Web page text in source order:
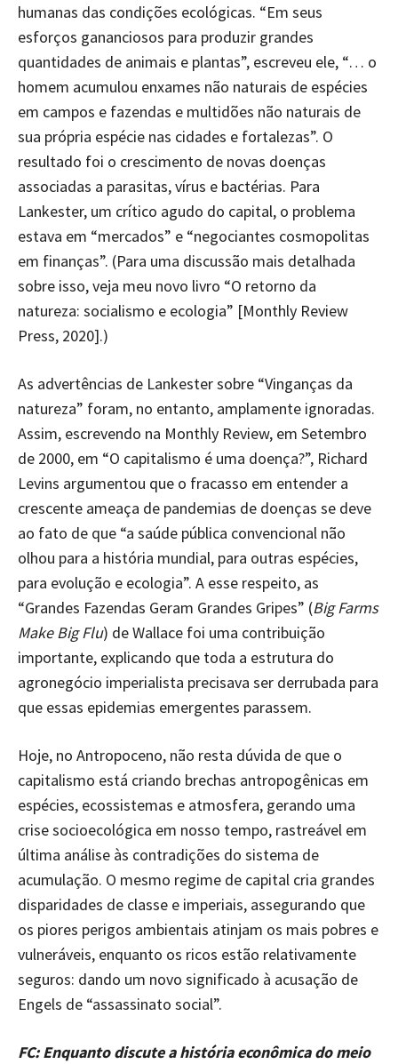
humanas das condições ecológicas. “Em seus
esforços gananciosos para produzir grandes
quantidades de animais e plantas”, escreveu ele, “… o
homem acumulou enxames não naturais de espécies
em campos e fazendas e multidões não naturais de
sua própria espécie nas cidades e fortalezas”. O
resultado foi o crescimento de novas doenças
associadas a parasitas, vírus e bactérias. Para
Lankester, um crítico agudo do capital, o problema
estava em “mercados” e “negociantes cosmopolitas
em finanças”. (Para uma discussão mais detalhada
sobre isso, veja meu novo livro “O retorno da
natureza: socialismo e ecologia” [Monthly Review
Press, 2020].)
As advertências de Lankester sobre “Vinganças da
natureza” foram, no entanto, amplamente ignoradas.
Assim, escrevendo na Monthly Review, em Setembro
de 2000, em “O capitalismo é uma doença?”, Richard
Levins argumentou que o fracasso em entender a
crescente ameaça de pandemias de doenças se deve
ao fato de que “a saúde pública convencional não
olhou para a história mundial, para outras espécies,
para evolução e ecologia”. A esse respeito, as
“Grandes Fazendas Geram Grandes Gripes” (Big Farms
Make Big Flu) de Wallace foi uma contribuição
importante, explicando que toda a estrutura do
agronegócio imperialista precisava ser derrubada para
que essas epidemias emergentes parassem.
Hoje, no Antropoceno, não resta dúvida de que o
capitalismo está criando brechas antropogênicas em
espécies, ecossistemas e atmosfera, gerando uma
crise socioecológica em nosso tempo, rastreável em
última análise às contradições do sistema de
acumulação. O mesmo regime de capital cria grandes
disparidades de classe e imperiais, assegurando que
os piores perigos ambientais atinjam os mais pobres e
vulneráveis, enquanto os ricos estão relativamente
seguros: dando um novo significado à acusação de
Engels de “assassinato social”.
FC: Enquanto discute a história econômica do meio